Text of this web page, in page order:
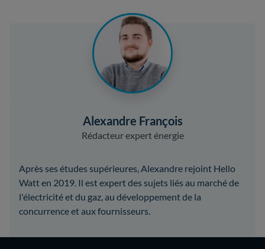
Alexandre François
Rédacteur expert énergie
Après ses études supérieures, Alexandre rejoint Hello
Watt en 2019. Il est expert des sujets liés au marché de
l'électricité et du gaz, au développement de la
concurrence et aux fournisseurs.